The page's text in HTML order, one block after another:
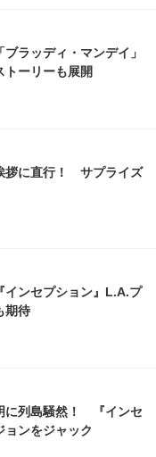
ブラッディ・マンデイ」
ーリーも展開
拶に直行！ サプライズ
インセプション』L.A.プ
期待
に列島騒然！ 『インセ
ョンをジャック